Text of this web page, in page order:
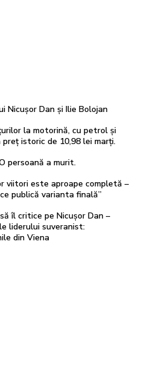
Nicușor Dan și Ilie Bolojan
la motorină, cu petrol și
istoric de 10,98 lei marți.
persoană a murit.
viitori este aproape completă –
publică varianta finală”
îl critice pe Nicușor Dan –
liderului suveranist:
din Viena